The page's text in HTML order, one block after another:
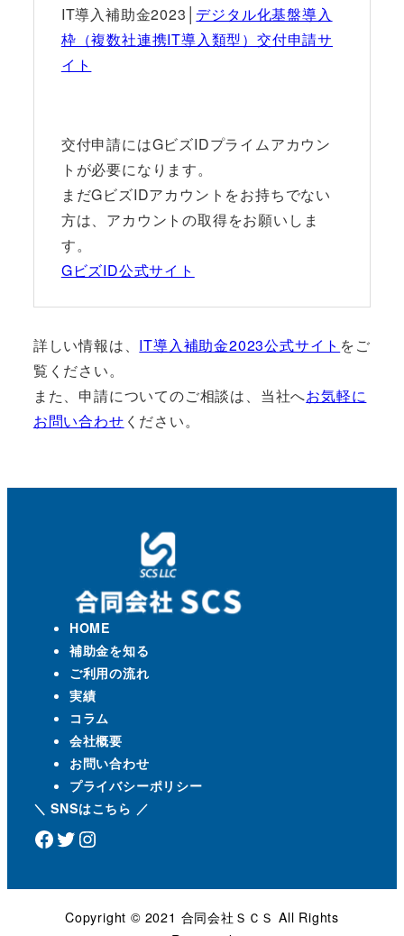
IT導入補助金2023│ デジタル化基盤導入
枠（複数社連携IT導入類型）交付申請サ
イト
交付申請にはGビズIDプライムアカウン
トが必要になります。
まだGビズIDアカウントをお持ちでない
方は、アカウントの取得をお願いしま
す。
GビズID公式サイト
詳しい情報は、 IT導入補助金2023公式サイト をご
覧ください。
また、申請についてのご相談は、当社へお気軽に
お問い合わせ ください。
HOME
補助金を知る
ご利用の流れ
実績
コラム
会社概要
お問い合わせ
プライバシーポリシー
＼ SNSはこちら ／
Facebook Twitter Instagram
Copyright ©️ 2021 合同会社ＳＣＳ All Rights